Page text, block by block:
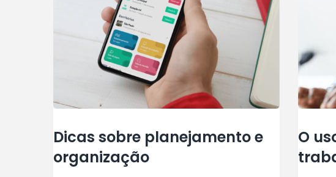
Dicas sobre planejamento e
organização
O